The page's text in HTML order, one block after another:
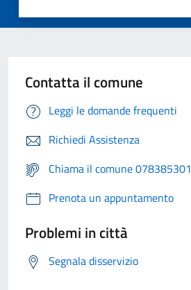
Contatta il comune
Leggi le domande frequenti
Richiedi Assistenza
Chiama il comune 078385301
Prenota un appuntamento
Problemi in città
Segnala disservizio